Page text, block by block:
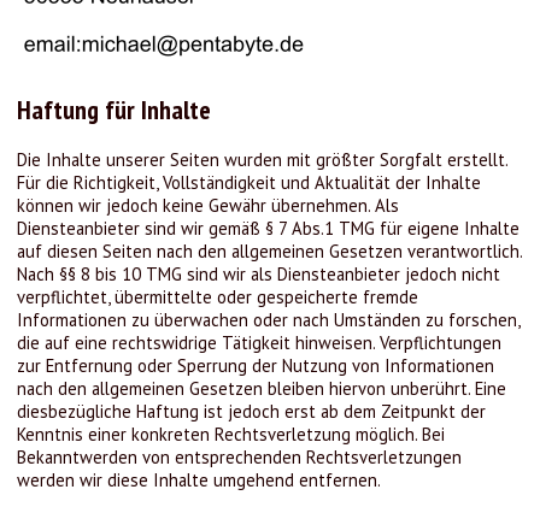
Haftung für Inhalte
Die Inhalte unserer Seiten wurden mit größter Sorgfalt erstellt.
Für die Richtigkeit, Vollständigkeit und Aktualität der Inhalte
können wir jedoch keine Gewähr übernehmen. Als
Diensteanbieter sind wir gemäß § 7 Abs.1 TMG für eigene Inhalte
auf diesen Seiten nach den allgemeinen Gesetzen verantwortlich.
Nach §§ 8 bis 10 TMG sind wir als Diensteanbieter jedoch nicht
verpflichtet, übermittelte oder gespeicherte fremde
Informationen zu überwachen oder nach Umständen zu forschen,
die auf eine rechtswidrige Tätigkeit hinweisen. Verpflichtungen
zur Entfernung oder Sperrung der Nutzung von Informationen
nach den allgemeinen Gesetzen bleiben hiervon unberührt. Eine
diesbezügliche Haftung ist jedoch erst ab dem Zeitpunkt der
Kenntnis einer konkreten Rechtsverletzung möglich. Bei
Bekanntwerden von entsprechenden Rechtsverletzungen
werden wir diese Inhalte umgehend entfernen.